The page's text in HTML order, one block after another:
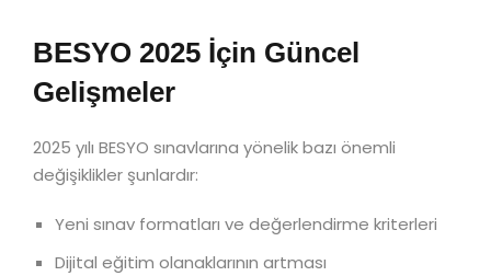
BESYO 2025 İçin Güncel
Gelişmeler
2025 yılı BESYO sınavlarına yönelik bazı önemli
değişiklikler şunlardır:
Yeni sınav formatları ve değerlendirme kriterleri
Dijital eğitim olanaklarının artması